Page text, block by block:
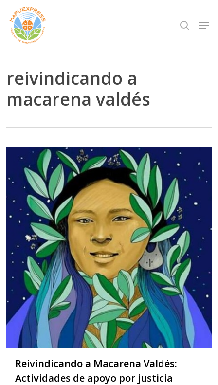
Skip
main
search
reivindicando a
macarena valdés
Reivindicando a Macarena Valdés:
Actividades de apoyo por justicia
Close